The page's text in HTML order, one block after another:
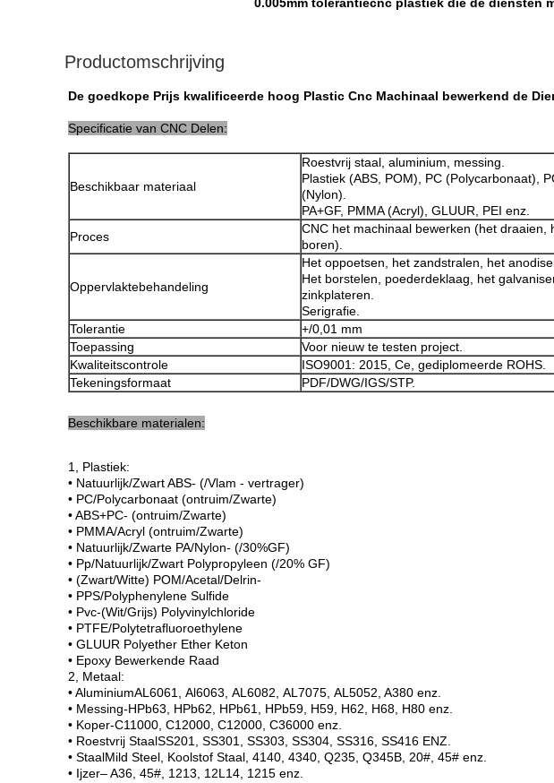
Productomschrijving
De goedkope Prijs kwalificeerde hoog Plastic Cnc Machinaal bewerkend de
Specificatie van CNC Delen:
Beschikbaar materiaal
Roestvrij staal, aluminium, messing.
Plastiek (ABS, POM), PC (Polycarbonaat),
(Nylon).
PA+GF, PMMA (Acryl), GLUUR, PEI enz.
Proces
CNC het machinaal bewerken (het draaien,
boren).
Oppervlaktebehandeling
Het oppoetsen, het zandstralen, het
Het borstelen, poederdeklaag, het
zinkplateren.
Serigrafie.
Tolerantie
+/0,01 mm
Toepassing
Voor nieuw te testen project.
Kwaliteitscontrole
ISO9001: 2015, Ce, gediplomeerde ROHS.
Tekeningsformaat
PDF/DWG/IGS/STP.
Beschikbare materialen:
1, Plastiek:
• Natuurlijk/Zwart ABS- (/Vlam - vertrager)
• PC/Polycarbonaat (ontruim/Zwarte)
• ABS+PC- (ontruim/Zwarte)
• PMMA/Acryl (ontruim/Zwarte)
• Natuurlijk/Zwarte PA/Nylon- (/30%GF)
• Pp/Natuurlijk/Zwart Polypropyleen (/20% GF)
• (Zwart/Witte) POM/Acetal/Delrin-
• PPS/Polyphenylene Sulfide
• Pvc-(Wit/Grijs) Polyvinylchloride
• PTFE/Polytetrafluoroethylene
• GLUUR Polyether Ether Keton
• Epoxy Bewerkende Raad
2, Metaal:
• AluminiumAL6061 Al6063 AL6082 AL7075 AL5052 , A380 enz.
• Messing-HPb63, HPb62, HPb61, HPb59, H59, H62, H68, H80 enz.
• Koper-C11000, C12000, C12000 , C36000 enz.
• Roestvrij StaalSS201,
SS301, SS303, SS304, SS316, SS416 ENZ.
• StaalMild Steel, Koolstof Staal, 4140, 4340, Q235, Q345B, 20#, 45# enz.
• Ijzer– A36, 45#, 1213, 12L14, 1215 enz.